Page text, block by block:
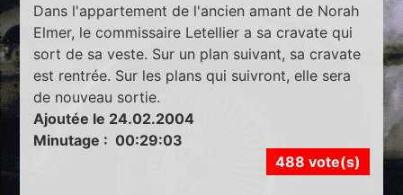
Dans l'appartement de l'ancien amant de Norah
Elmer, le commissaire Letellier a sa cravate qui
sort de sa veste. Sur un plan suivant, sa cravate
est rentrée. Sur les plans qui suivront, elle sera
de nouveau sortie.
Ajoutée le 24.02.2004
Minutage : 00:29:03
488 vote(s)